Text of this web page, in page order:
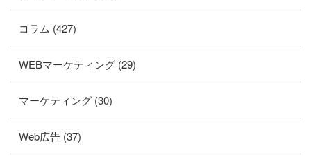
コラム (427)
WEBマーケティング (29)
マーケティング (30)
Web広告 (37)